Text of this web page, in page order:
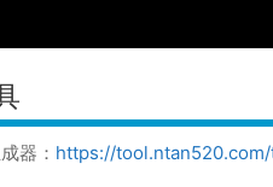
器： https://